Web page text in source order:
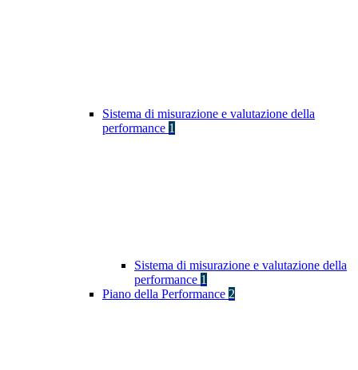
Sistema di misurazione e valutazione della
performance 1
Sistema di misurazione e valutazione della
performance 1
Piano della Performance 2